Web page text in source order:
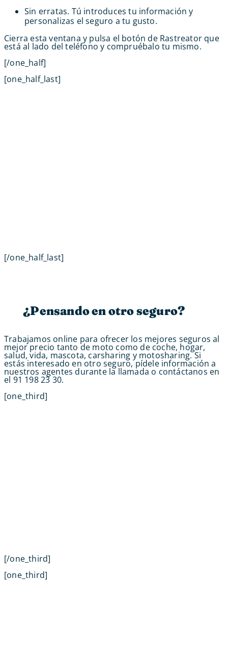
Sin erratas. Tú introduces tu información y
personalizas el seguro a tu gusto.
Cierra esta ventana y pulsa el botón de Rastreator que
está al lado del teléfono y compruébalo tu mismo.
[/one_half]
[one_half_last]
[/one_half_last]
¿Pensando en otro seguro?
Trabajamos online para ofrecer los mejores seguros al
mejor precio tanto de moto como de coche, hogar,
salud, vida, mascota, carsharing y motosharing. Si
estás interesado en otro seguro, pídele información a
nuestros agentes durante la llamada o contáctanos en
el 91 198 23 30.
[one_third]
[/one_third]
[one_third]